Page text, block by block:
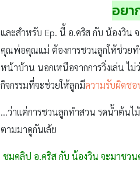
อยา
และสำหรับ Ep. นี้ อ.คริส กับ น้องวิ
คุณพ่อคุณแม่ ต้องการชวนลูกให้ช่วยท
หน้าบ้าน นอกเหนือจากการวิ่งเล่น ไ
กิจกรรมที่จะช่วยให้ลูกมีความรับผิดชอ
…ว่าแต่การชวนลูกทำสวน รดน้ำต้นไ
ตามมาดูกันเล้ย
ชมคลิป อ.คริส กับ น้องวิน จะมาชว